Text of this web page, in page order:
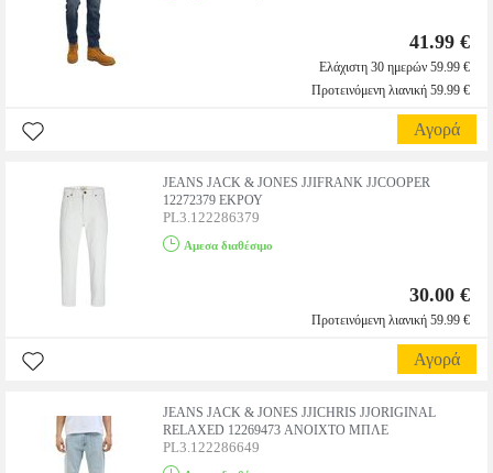
41.99 €
Ελάχιστη 30 ημερών 59.99 €
Προτεινόμενη λιανική 59.99 €
Αγορά
JEANS JACK & JONES JJIFRANK JJCOOPER
12272379 ΕΚΡΟΥ
PL3.122286379
Αμεσα διαθέσιμο
30.00 €
Προτεινόμενη λιανική 59.99 €
Αγορά
JEANS JACK & JONES JJICHRIS JJORIGINAL
RELAXED 12269473 ΑΝΟΙΧΤΟ ΜΠΛΕ
PL3.122286649